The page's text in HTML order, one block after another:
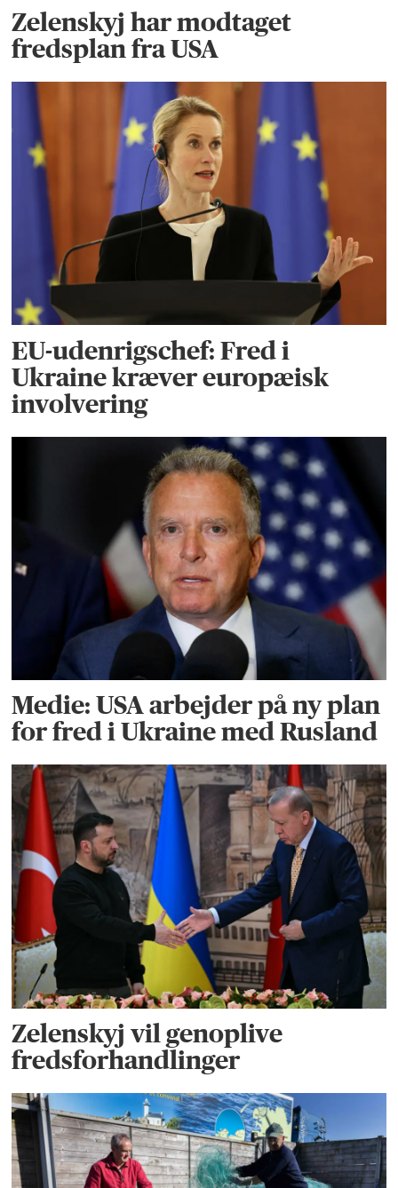
Zelenskyj har modtaget
fredsplan fra USA
EU-udenrigschef: Fred i
Ukraine kræver europæisk
involvering
Medie: USA arbejder på ny plan
for fred i Ukraine med Rusland
Zelenskyj vil genoplive
fredsforhandlinger